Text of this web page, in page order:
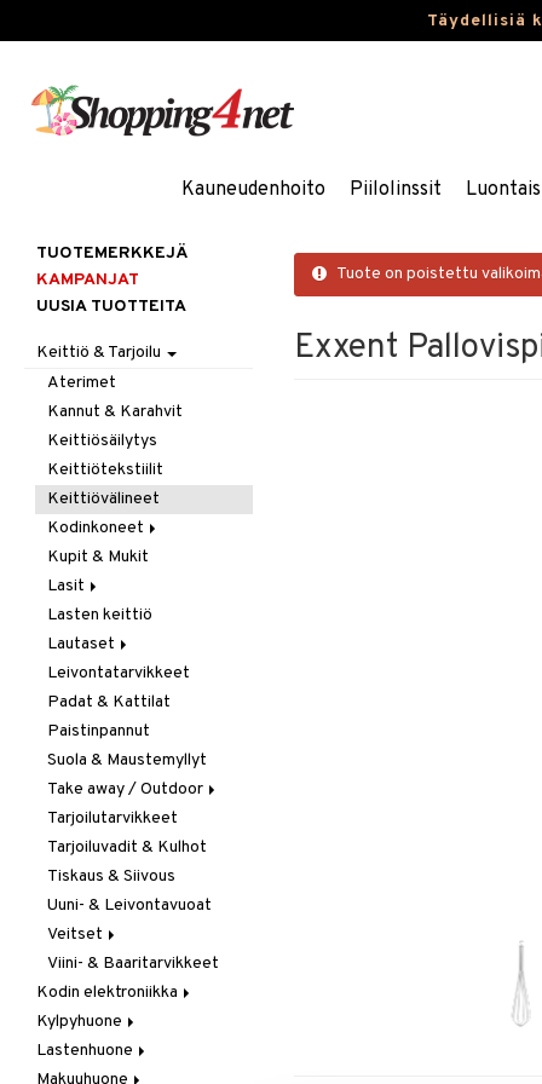
Täydellisiä
Kauneudenhoito Piilolinssit
Tuote on poistettu
Exxent
TUOTEMERKKEJÄ
KAMPANJAT
UUSIA TUOTTEITA
Keittiö & Tarjoilu
Aterimet
Kannut & Karahvit
Keittiösäilytys
Keittiötekstiilit
Keittiövälineet
Kodinkoneet
Kahvi, Tee & Espresso
Leivänpaahtimet
Mixerit &
Sähkövatkaimet
Muut koneet
Vedenkeittimet
Kupit & Mukit
Lasit
Juoma- & Cocktailasit
Juomalasit
Olutlasit
Shamppanjalasit
Snapsi- & Aveclasit
Viinilasit
Whiskey- & Konjakkilasit
Lasten keittiö
Lautaset
Asetit
Ruokalautaset
Syvät lautaset
Leivontatarvikkeet
Padat & Kattilat
Paistinpannut
Suola & Maustemyllyt
Take away / Outdoor
Eväslaatikot
Pullot
Termoskannut
Termosmukit
Tarjoilutarvikkeet
Tarjoiluvadit & Kulhot
Tiskaus & Siivous
Uuni- & Leivontavuoat
Veitset
Erityisveitset
Keittiöveitset
Kuorinta- &
Vihannesveitset
Leikkuulaudat
Viini- & Baaritarvikkeet
Kodin elektroniikka
Ääni
Kylpyhuone
Kylpyhuoneen sisustus
Kylpyhuoneen tarvikkeita
Lastenhuone
Kylpyhuoneen koristelu
Makuuhuone